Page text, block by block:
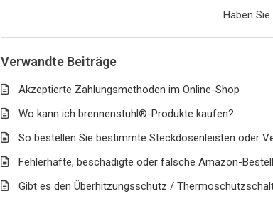
Haben Sie
Verwandte Beiträge
Akzeptierte Zahlungsmethoden im Online-Shop
Wo kann ich brennenstuhl®-Produkte kaufen?
So bestellen Sie bestimmte Steckdosenleisten oder
Fehlerhafte, beschädigte oder falsche Amazon-
Gibt es den Überhitzungsschutz /